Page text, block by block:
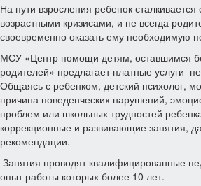
На пути взросления ребенок
возрастными кризисами, и не всегда
своевременно оказать ему необходимую
МСУ «Центр помощи детям, оставшимся
родителей» предлагает платные услуги
Общаясь с ребенком, детский психолог,
причина поведенческих нарушений,
проблем или школьных трудностей
коррекционные и развивающие занятия,
рекомендации.
Занятия проводят квалифицированные
опыт работы которых более 10 лет.